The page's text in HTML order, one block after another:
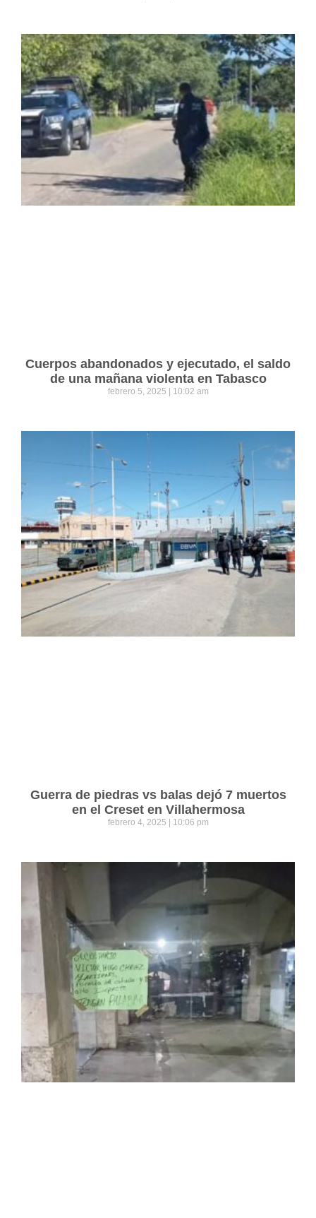
Cuerpos abandonados y ejecutado, el saldo
de una mañana violenta en Tabasco
febrero 5, 2025 10:02 am
Guerra de piedras vs balas dejó 7 muertos
en el Creset en Villahermosa
febrero 4, 2025 10:06 pm